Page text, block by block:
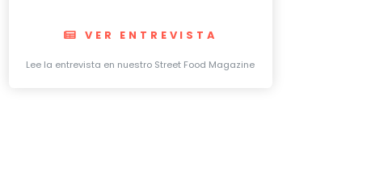
VER ENTREVISTA
Lee la entrevista en nuestro Street Food Magazine